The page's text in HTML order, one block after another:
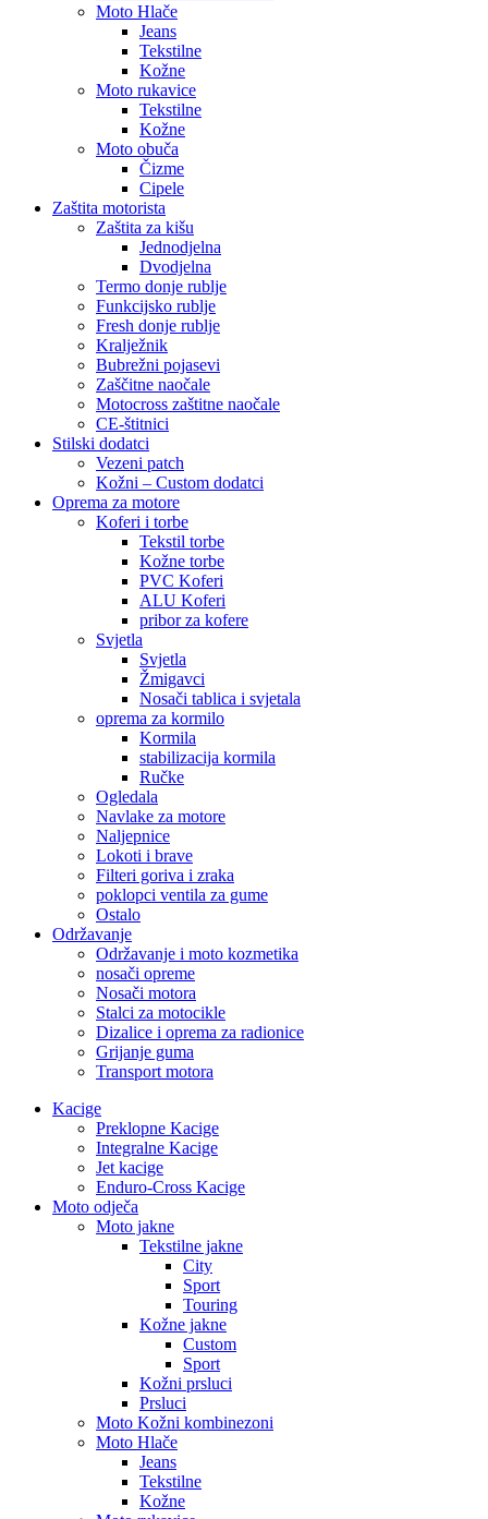
Moto Hlače
Jeans
Tekstilne
Kožne
Moto rukavice
Tekstilne
Kožne
Moto obuča
Čizme
Cipele
Zaštita motorista
Zaštita za kišu
Jednodjelna
Dvodjelna
Termo donje rublje
Funkcijsko rublje
Fresh donje rublje
Kralježnik
Bubrežni pojasevi
Zaščitne naočale
Motocross zaštitne naočale
CE-štitnici
Stilski dodatci
Vezeni patch
Kožni – Custom dodatci
Oprema za motore
Koferi i torbe
Tekstil torbe
Kožne torbe
PVC Koferi
ALU Koferi
pribor za kofere
Svjetla
Svjetla
Žmigavci
Nosači tablica i svjetala
oprema za kormilo
Kormila
stabilizacija kormila
Ručke
Ogledala
Navlake za motore
Naljepnice
Lokoti i brave
Filteri goriva i zraka
poklopci ventila za gume
Ostalo
Održavanje
Održavanje i moto kozmetika
nosači opreme
Nosači motora
Stalci za motocikle
Dizalice i oprema za radionice
Grijanje guma
Transport motora
Kacige
Preklopne Kacige
Integralne Kacige
Jet kacige
Enduro-Cross Kacige
Moto odječa
Moto jakne
Tekstilne jakne
City
Sport
Touring
Kožne jakne
Custom
Sport
Kožni prsluci
Prsluci
Moto Kožni kombinezoni
Moto Hlače
Jeans
Tekstilne
Kožne